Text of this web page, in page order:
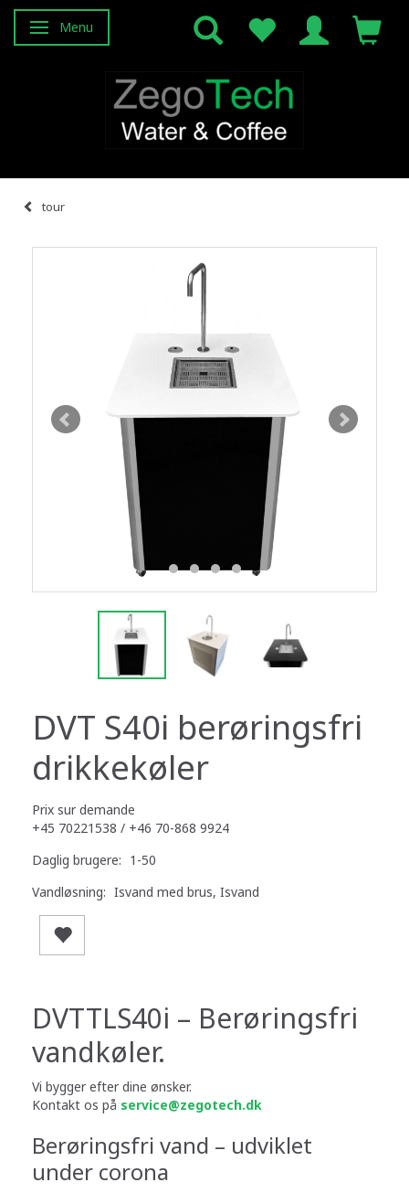
Basculer la navigation
Menu
tour
DVT S40i berøringsfri
drikkekøler
Prix sur demande
+45 70221538 / +46 70-868 9924
Daglig brugere: 1-50
Vandløsning: Isvand med brus, Isvand
DVTTLS40i – Berøringsfri
vandkøler.
Vi bygger efter dine ønsker.
Kontakt os på service@zegotech.dk
Berøringsfri vand – udviklet
under corona